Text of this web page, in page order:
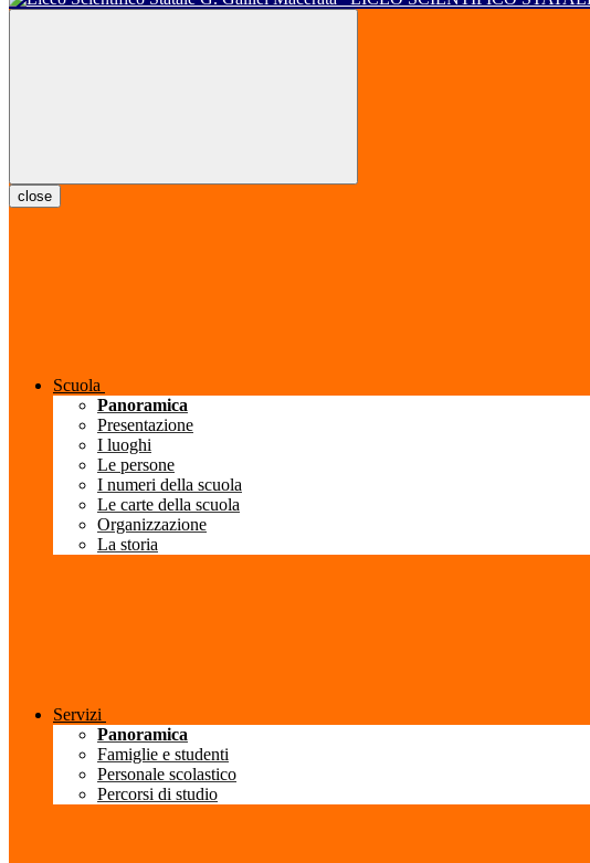
close
Scuola
Panoramica
Presentazione
I luoghi
Le persone
I numeri della scuola
Le carte della scuola
Organizzazione
La storia
Servizi
Panoramica
Famiglie e studenti
Personale scolastico
Percorsi di studio